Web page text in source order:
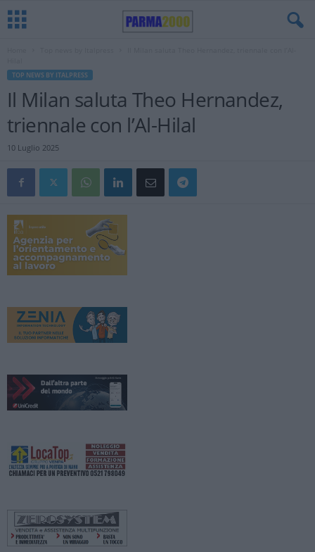
TOP NEWS BY ITALPRESS
Il Milan saluta Theo Hernandez,
triennale con l’Al-Hilal
10 Luglio 2025